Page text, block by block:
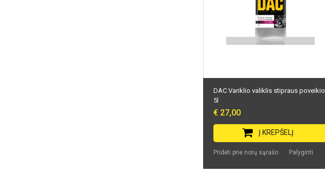
DAC Variklio valiklis stipraus poveikio
5l
€ 27,00
Į KREPŠELĮ
Pridėti prie norų sąrašo Palyginti